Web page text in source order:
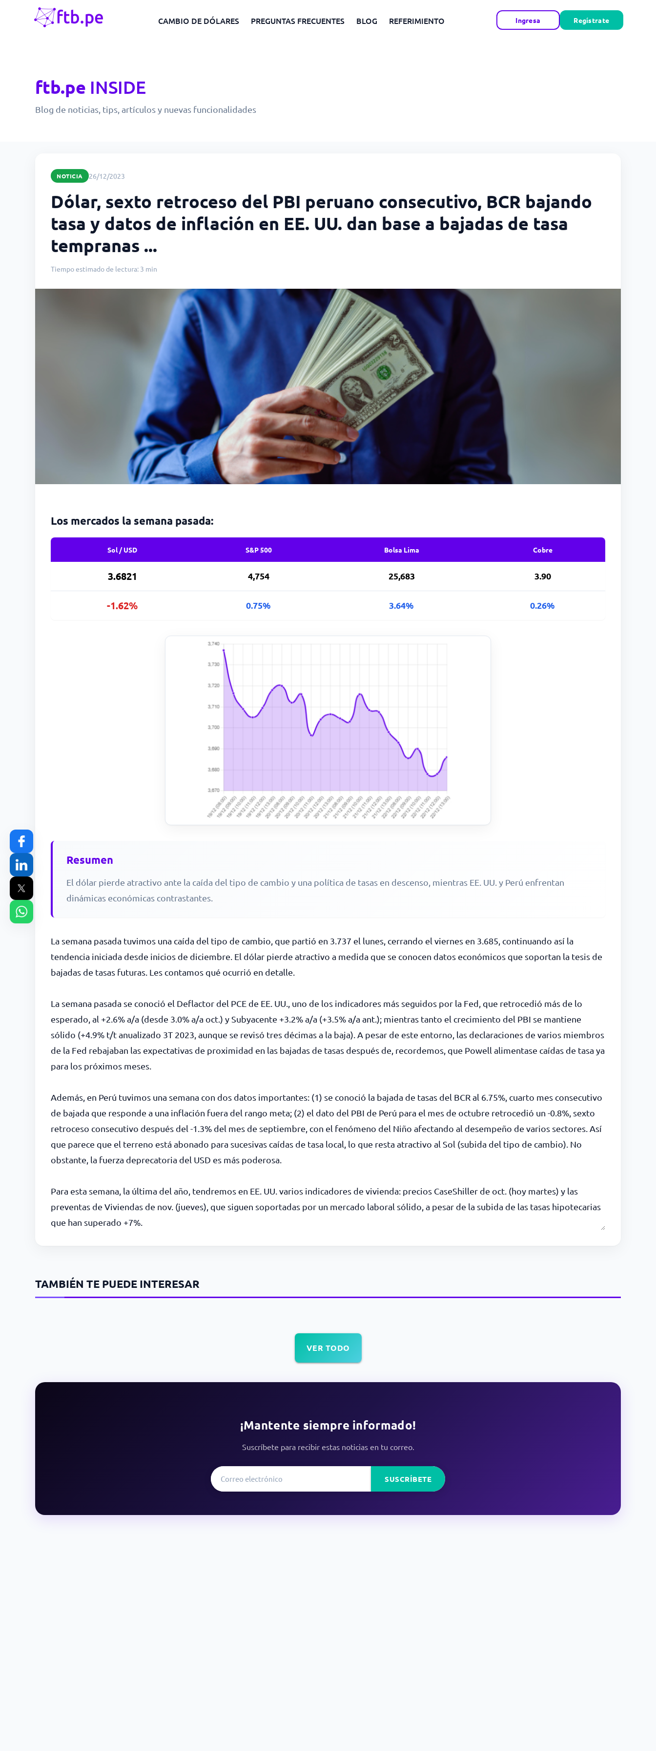
CAMBIO DE DÓLARES PREGUNTAS FRECUENTES BLOG REFERIMIENTO Ingresa Regístrate
ftb.pe INSIDE
Blog de noticias, tips, artículos y nuevas funcionalidades
NOTICIA 26/12/2023
Dólar, sexto retroceso del PBI peruano consecutivo, BCR bajando
tasa y datos de inflación en EE. UU. dan base a bajadas de tasa
tempranas ...
Tiempo estimado de lectura: 3 min
Los mercados la semana pasada:
Sol / USD S&P 500 Bolsa Lima Cobre
3.6821 4,754 25,683 3.90
-1.62% 0.75% 3.64% 0.26%
Resumen
El dólar pierde atractivo ante la caída del tipo de cambio y una política de tasas en descenso, mientras EE. UU. y Perú enfrentan
dinámicas económicas contrastantes.
La semana pasada tuvimos una caída del tipo de cambio, que partió en 3.737 el lunes, cerrando el viernes en 3.685, continuando así la
tendencia iniciada desde inicios de diciembre. El dólar pierde atractivo a medida que se conocen datos económicos que soportan la tesis de
bajadas de tasas futuras. Les contamos qué ocurrió en detalle.
La semana pasada se conoció el Deflactor del PCE de EE. UU., uno de los indicadores más seguidos por la Fed, que retrocedió más de lo
esperado, al +2.6% a/a (desde 3.0% a/a oct.) y Subyacente +3.2% a/a (+3.5% a/a ant.); mientras tanto el crecimiento del PBI se mantiene
sólido (+4.9% t/t anualizado 3T 2023, aunque se revisó tres décimas a la baja). A pesar de este entorno, las declaraciones de varios miembros
de la Fed rebajaban las expectativas de proximidad en las bajadas de tasas después de, recordemos, que Powell alimentase caídas de tasa ya
para los próximos meses.
Además, en Perú tuvimos una semana con dos datos importantes: (1) se conoció la bajada de tasas del BCR al 6.75%, cuarto mes consecutivo
de bajada que responde a una inflación fuera del rango meta; (2) el dato del PBI de Perú para el mes de octubre retrocedió un -0.8%, sexto
retroceso consecutivo después del -1.3% del mes de septiembre, con el fenómeno del Niño afectando al desempeño de varios sectores. Así
que parece que el terreno está abonado para sucesivas caídas de tasa local, lo que resta atractivo al Sol (subida del tipo de cambio). No
obstante, la fuerza deprecatoria del USD es más poderosa.
Para esta semana, la última del año, tendremos en EE. UU. varios indicadores de vivienda: precios CaseShiller de oct. (hoy martes) y las
preventas de Viviendas de nov. (jueves), que siguen soportadas por un mercado laboral sólido, a pesar de la subida de las tasas hipotecarias
que han superado +7%.
TAMBIÉN TE PUEDE INTERESAR
VER TODO
¡Mantente siempre informado!
Suscríbete para recibir estas noticias en tu correo.
SUSCRÍBETE